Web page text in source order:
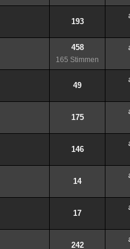
193
458
165 Stimmen
49
175
146
14
17
242